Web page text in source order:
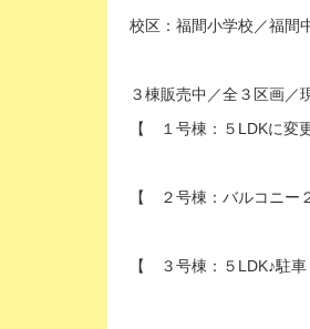
校区：福間小学校／福間
３棟販売中／全３区画／
【 １号棟：５LDKに
【 ２号棟：バルコニ
【 ３号棟：５LDK♪駐